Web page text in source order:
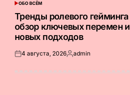
ОПУБЛИКОВАНО
В
ОБО ВСЁМ
Тренды ролевого гейминга
обзор ключевых перемен и
новых подходов
Опубликовано
4 августа, 2026Запись
admin